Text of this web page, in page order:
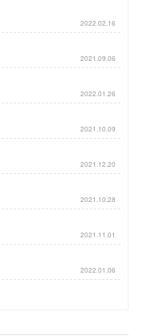
2022.02.16
2021.09.06
2022.01.26
2021.10.09
2021.12.20
2021.10.28
2021.11.01
2022.01.06